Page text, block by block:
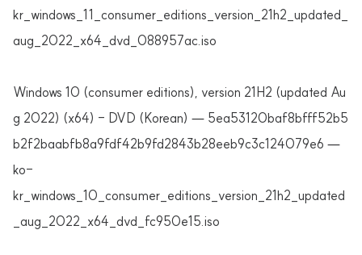
kr_windows_11_consumer_editions_version_21h2_updated_
aug_2022_x64_dvd_088957ac.iso
Windows 10 (consumer editions), version 21H2 (updated Au
g 2022) (x64) - DVD (Korean) — 5ea53120baf8bfff52b5
b2f2baabfb8a9fdf42b9fd2843b28eeb9c3c124079e6 —
ko-
kr_windows_10_consumer_editions_version_21h2_updated
_aug_2022_x64_dvd_fc950e15.iso